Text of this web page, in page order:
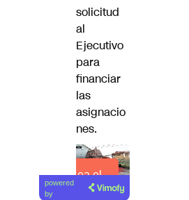
solicitud
al
Ejecutivo
para
financiar
las
asignacio
nes.
Lea el
artículo
powered
by